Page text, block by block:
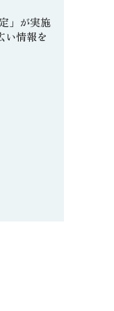
」が実施
い情報を